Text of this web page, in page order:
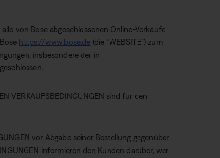
von Bose abgeschlossenen Online-Verkäufe
https://www.bose.de (die “WEBSITE”) zum
insbesondere der in
VERKAUFSBEDINGUNGEN sind für den
vor Abgabe seiner Bestellung gegenüber
informieren den Kunden darüber, wer